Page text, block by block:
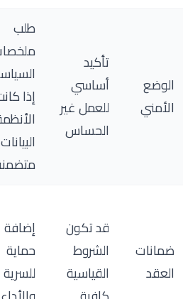
الوضع
الأمني
تأكيد
أساسي
للعمل غير
الحساس
طلب
إذا
البيانات
ضمانات
العقد
قد تكون
الشروط
القياسية
إضافة
حماية
للسرية